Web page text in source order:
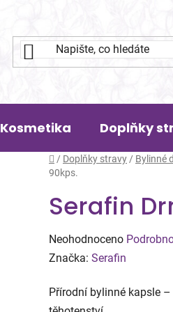
Kosmetika Doplňky
Domů
/ Doplňky stravy / Bylinné
90kps.
Serafin
Průměrné
hodnocení
je
Neohodnoceno
Značka: Serafin
Přírodní bylinné kapsle